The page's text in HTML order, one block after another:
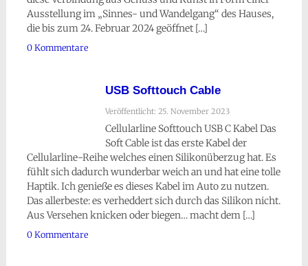
Ausstellung im „Sinnes- und Wandelgang“ des Hauses,
die bis zum 24. Februar 2024 geöffnet […]
0 Kommentare
USB Softtouch Cable
Veröffentlicht: 25. November 2023
Cellularline Softtouch USB C Kabel Das
Soft Cable ist das erste Kabel der
Cellularline-Reihe welches einen Silikonüberzug hat. Es
fühlt sich dadurch wunderbar weich an und hat eine tolle
Haptik. Ich genieße es dieses Kabel im Auto zu nutzen.
Das allerbeste: es verheddert sich durch das Silikon nicht.
Aus Versehen knicken oder biegen… macht dem […]
0 Kommentare